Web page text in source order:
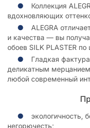
Коллекция
вдохновляющих
ALEGRA
и качества — вы
обоев SILK PLASTER
Гладкая
деликатным
любой современный
экологичность,
негорючесть;